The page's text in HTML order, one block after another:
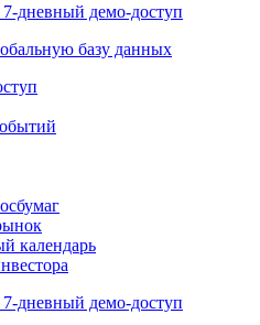
7-дневный демо-доступ
базу данных
календарь
7-дневный демо-доступ